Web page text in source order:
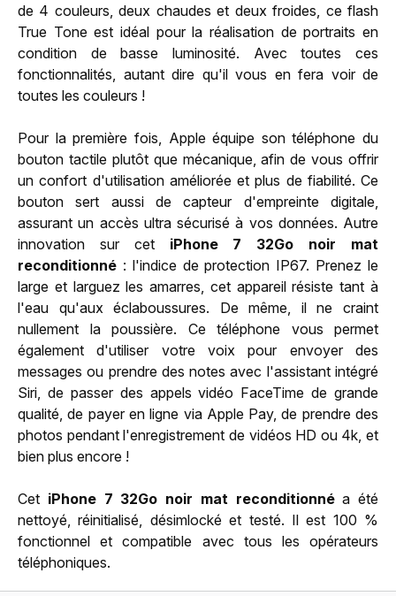
de 4 couleurs, deux chaudes et deux froides, ce flash
True Tone est idéal pour la réalisation de portraits en
condition de basse luminosité. Avec toutes ces
fonctionnalités, autant dire qu'il vous en fera voir de
toutes les couleurs !
Pour la première fois, Apple équipe son téléphone du
bouton tactile plutôt que mécanique, afin de vous offrir
un confort d'utilisation améliorée et plus de fiabilité. Ce
bouton sert aussi de capteur d'empreinte digitale,
assurant un accès ultra sécurisé à vos données. Autre
innovation sur cet iPhone 7 32Go noir mat
reconditionné : l'indice de protection IP67. Prenez le
large et larguez les amarres, cet appareil résiste tant à
l'eau qu'aux éclaboussures. De même, il ne craint
nullement la poussière. Ce téléphone vous permet
également d'utiliser votre voix pour envoyer des
messages ou prendre des notes avec l'assistant intégré
Siri, de passer des appels vidéo FaceTime de grande
qualité, de payer en ligne via Apple Pay, de prendre des
photos pendant l'enregistrement de vidéos HD ou 4k, et
bien plus encore !
Cet iPhone 7 32Go noir mat reconditionnéa été
nettoyé, réinitialisé, désimlocké et testé. Il est 100 %
fonctionnel et compatible avec tous les opérateurs
téléphoniques.